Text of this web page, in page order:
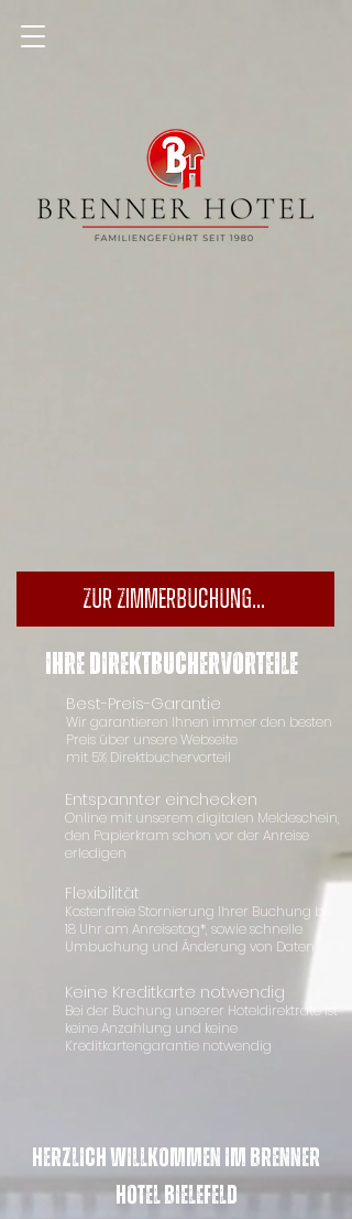
Ihre Direktbuchervorteile
Best-Preis-Garantie
Wir garantieren Ihnen immer den besten
Preis über unsere Webseite
mit 5% Direktbuchervorteil
Entspannter einchecken
Online mit unserem digitalen Meldeschein,
den Papierkram schon vor der Anreise
erledigen
Flexibilität
Kostenfreie Stornierung Ihrer Buchung bis
18 Uhr am Anreisetag*, sowie schnelle
Umbuchung und Änderung von Daten
Keine Kreditkarte notwendig
Bei der Buchung unserer Hoteldirektrate ist
keine Anzahlung und keine
Kreditkartengarantie notwendig
Zur Zimmerbuchung...
Herzlich Willkommen im Brenner
Hotel Bielefeld